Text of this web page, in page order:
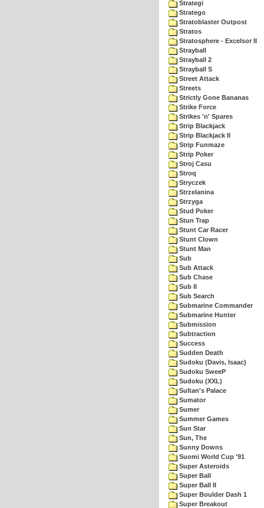
Strategi
Stratego
Stratoblaster Outpost
Stratos
Stratosphere - Excelsor II
Strayball
Strayball 2
Strayball S
Street Attack
Streets
Strictly Gone Bananas
Strike Force
Strikes 'n' Spares
Strip Blackjack
Strip Blackjack II
Strip Funmaze
Strip Poker
Stroj Casu
Stroq
Stryczek
Strzelanina
Strzyga
Stud Poker
Stun Trap
Stunt Car Racer
Stunt Clown
Stunt Man
Sub
Sub Attack
Sub Chase
Sub II
Sub Search
Submarine Commander
Submarine Hunter
Submission
Subtraction
Success
Sudden Death
Sudoku (Davis, Isaac)
Sudoku SweeP
Sudoku (XXL)
Sultan's Palace
Sumator
Sumer
Summer Games
Sun Star
Sun, The
Sunny Downs
Suomi World Cup '91
Super Asteroids
Super Ball
Super Ball II
Super Boulder Dash 1
Super Breakout